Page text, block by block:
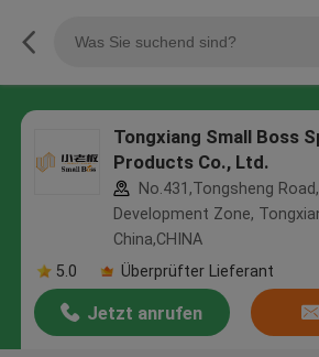
Tongxiang Small Boss
Products Co., Ltd.
No.431,Tongsheng
Development Zone,
China,CHINA
5.0
Überprüfter Lieferant
Jetzt anrufen